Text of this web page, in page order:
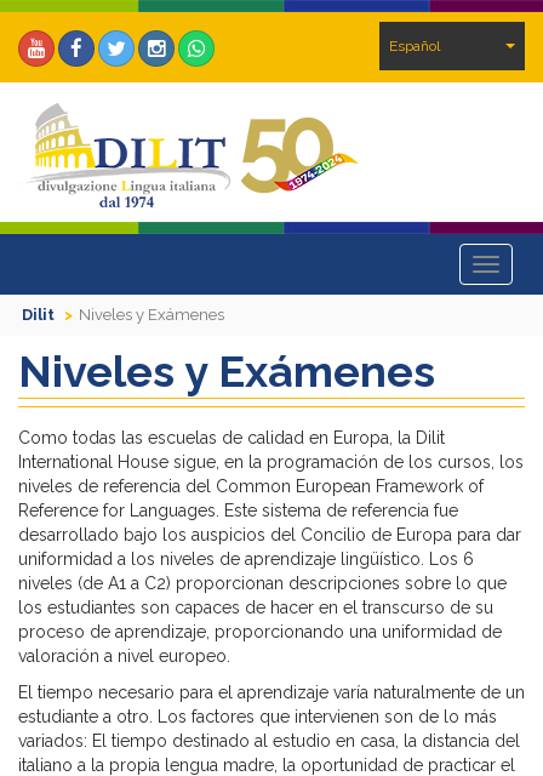
Español
Toggle
Dilit
Niveles y Exámenes
Niveles y Exámenes
Como todas las escuelas de calidad en Europa, la Dilit
International House sigue, en la programación de los cursos, los
niveles de referencia del Common European Framework of
Reference for Languages. Este sistema de referencia fue
desarrollado bajo los auspicios del Concilio de Europa para dar
uniformidad a los niveles de aprendizaje lingüístico. Los 6
niveles (de A1 a C2) proporcionan descripciones sobre lo que
los estudiantes son capaces de hacer en el transcurso de su
proceso de aprendizaje, proporcionando una uniformidad de
valoración a nivel europeo.
El tiempo necesario para el aprendizaje varía naturalmente de un
estudiante a otro. Los factores que intervienen son de lo más
variados: El tiempo destinado al estudio en casa, la distancia del
italiano a la propia lengua madre, la oportunidad de practicar el